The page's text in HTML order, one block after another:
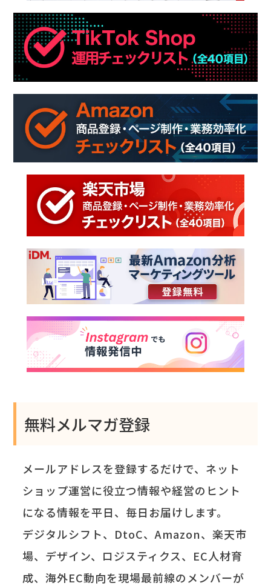
無料メルマガ登録
メールアドレスを登録するだけで、ネット
ショップ運営に役立つ情報や経営のヒント
になる情報を平日、毎日お届けします。
デジタルシフト、DtoC、Amazon、楽天市
場、デザイン、ロジスティクス、EC人材育
成、海外EC動向を現場最前線のメンバーが